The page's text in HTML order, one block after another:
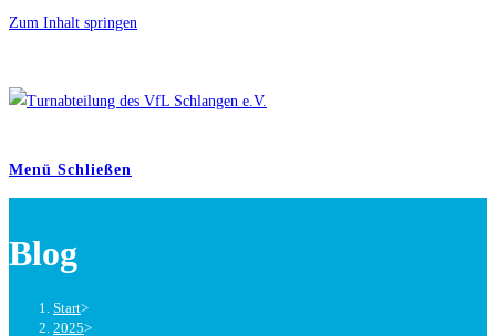
Zum Inhalt springen
Menü Schließen
Blog
Start>
2025>